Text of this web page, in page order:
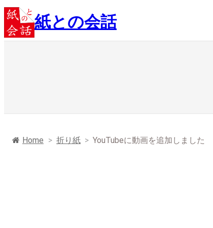
内
容
を
ス
紙との会話
Home > 折り紙 > YouTubeに動画を追加しました